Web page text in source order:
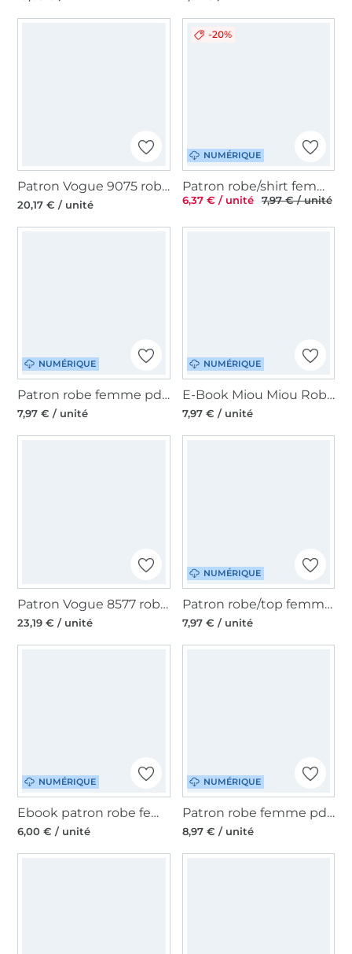
Patron Vogue 9075 robe et combinaison, en français
20,17 € / unité
NUMÉRIQUE
-20%
Patron robe/shirt femme pdf Soleil TOSCAminni Schnittmanufaktur, en allemand
6,37 € / unité 7,97 € / unité
NUMÉRIQUE
Patron robe femme pdf Mme Carol Studio Schnittreif, en francais
7,97 € / unité
NUMÉRIQUE
E-Book Miou Miou Robe Marlisa XL, en allemand
7,97 € / unité
Patron Vogue 8577 robe, en français
23,19 € / unité
NUMÉRIQUE
Patron robe/top femme pdf Emil Sewingmachina, en allemand et anglais
7,97 € / unité
NUMÉRIQUE
Ebook patron robe femme pdf Evelon My Image S1304, en français
6,00 € / unité
NUMÉRIQUE
Patron robe femme pdf Serra Erbsünde, en allemand
8,97 € / unité